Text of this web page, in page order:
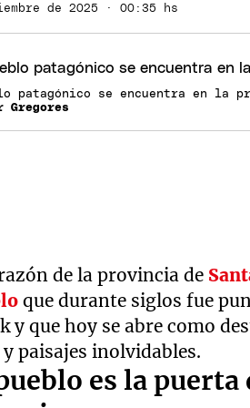
de 2025 · 00:35 hs
patagónico se encuentra en la
Gregores
de la provincia de
que durante siglos fue
y que hoy se abre como
paisajes inolvidables.
es la